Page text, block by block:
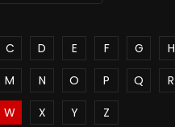
C D E F G H
M N O P Q R
W X Y Z